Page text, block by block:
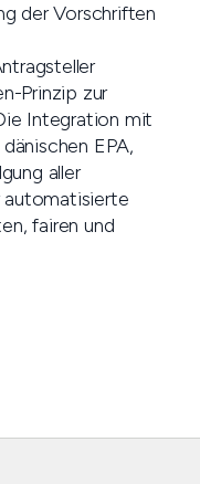
der Vorschriften
Prinzip zur
Integration mit
EPA,
aller
automatisierte
fairen und